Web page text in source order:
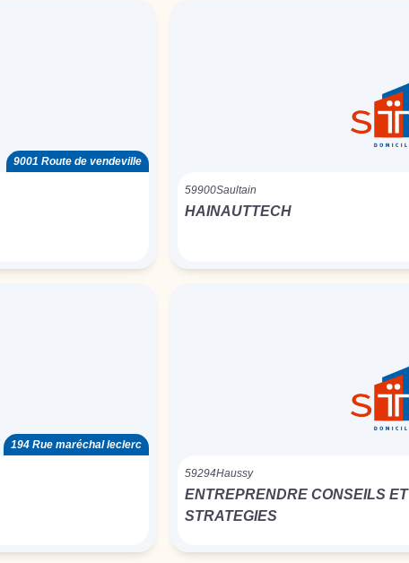
9001 Route de vendeville
59900Saultain
HAINAUTTECH
194 Rue maréchal leclerc
59294Haussy
ENTREPRENDRE CONSEILS ET
STRATEGIES